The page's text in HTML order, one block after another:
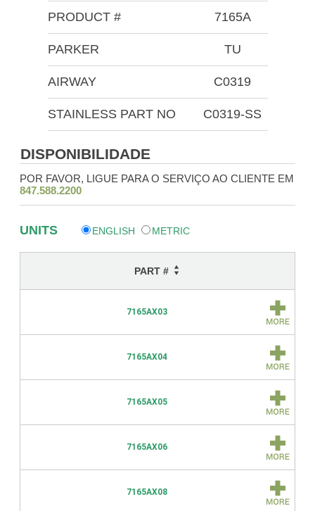
PRODUCT # 7165A
PARKER TU
AIRWAY C0319
STAINLESS PART NO C0319-SS
DISPONIBILIDADE
POR FAVOR, LIGUE PARA O SERVIÇO AO CLIENTE EM
847.588.2200
UNITS ENGLISH METRIC
PART #
7165AX03
7165AX04
7165AX05
7165AX06
7165AX08